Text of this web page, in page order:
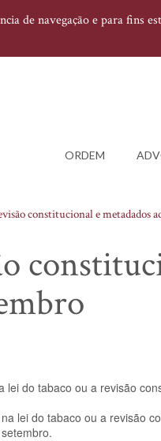
de navegação e para fins
ORDEM
constitucional e metadados
do tabaco ou a revisão
lei do tabaco ou a revisão